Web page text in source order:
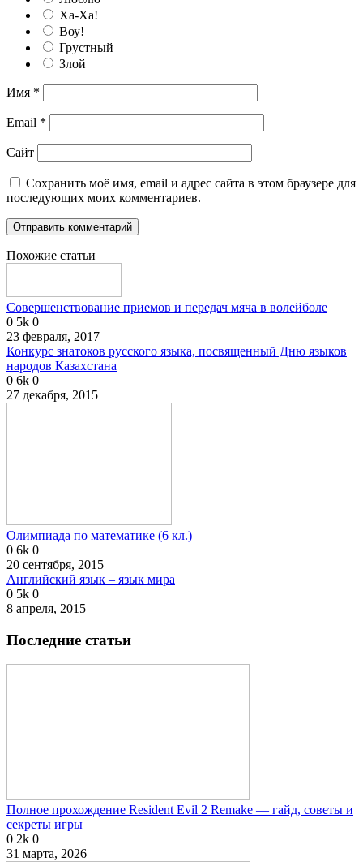
Ха-Ха!
Воу!
Грустный
Злой
Имя *
Email *
Сайт
Сохранить моё имя, email и адрес сайта в этом браузере для
последующих моих комментариев.
Похожие статьи
Совершенствование приемов и передач мяча в волейболе
0 5k 0
23 февраля, 2017
Конкурс знатоков русского языка, посвященный Дню языков
народов Казахстана
0 6k 0
27 декабря, 2015
Олимпиада по математике (6 кл.)
0 6k 0
20 сентября, 2015
Английский язык – язык мира
0 5k 0
8 апреля, 2015
Последние статьи
Полное прохождение Resident Evil 2 Remake — гайд, советы и
секреты игры
0 2k 0
31 марта, 2026